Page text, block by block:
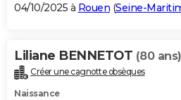
04/10/2025 à Rouen (Seine-
Liliane BENNETOT (80 ans)
Créer une cagnotte obsèques
Naissance